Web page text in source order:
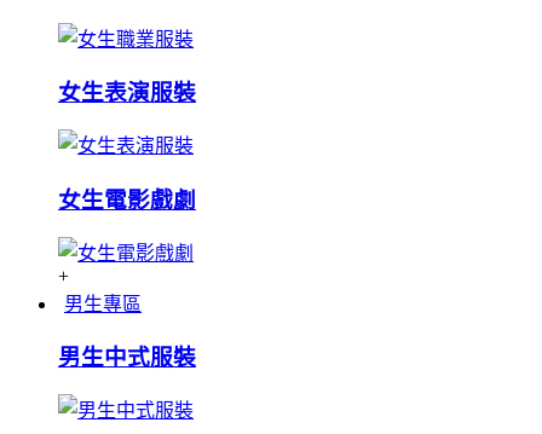
女生表演服裝
女生電影戲劇
+
男生專區
男生中式服裝